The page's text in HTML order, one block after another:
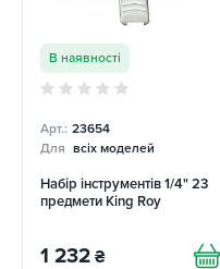
В наявності
Арт.: 23654
Для всіх моделей
Набір інструментів 1/4" 23
предмети King Roy
1 232 ₴